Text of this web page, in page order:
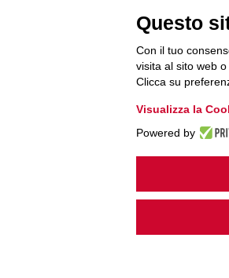
Questo
Con il tuo
visita al sito web
Clicca su
Visualizza la
Powered by